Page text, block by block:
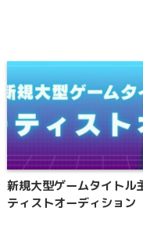
新規大型ゲームタイトル
ティストオーディション